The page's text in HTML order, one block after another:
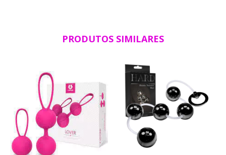
PRODUTOS SIMILARES